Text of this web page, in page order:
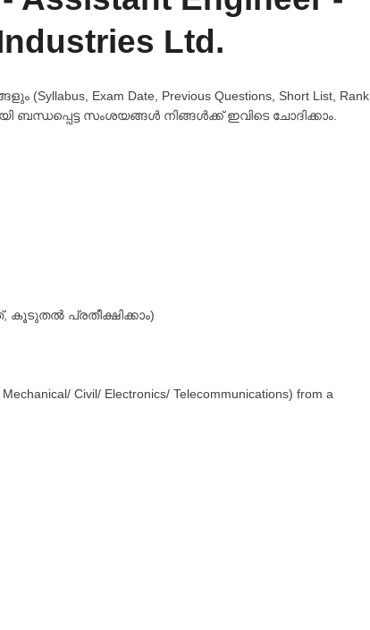
Ltd.
Exam Date, Previous Questions, Short List, Rank
ബന്ധപ്പെട്ട സംശയങ്ങൾ നിങ്ങൾക്ക് ഇവിടെ ചോദിക്കാം.
കൂടുതൽ പ്രതീക്ഷിക്കാം)
Civil/ Electronics/ Telecommunications) from a